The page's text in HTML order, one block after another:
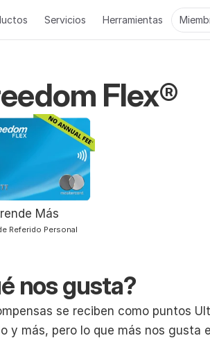
Servicios Herramientas
Flex®
Más
Referido Personal
nos gusta?
se reciben como puntos
más, pero lo que más nos gusta